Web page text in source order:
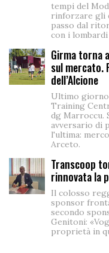
tempi del
rinforzare gli
passo dal
con i
Girma torna
sul mercato.
dell’Alcione
Ultimo giorno
Training
dg Marroccu.
avversario di
l'ultima:
Arceto.
Transcoop
rinnovata la
Il colosso
sponsor
secondo
Genitoni:
proprietà in